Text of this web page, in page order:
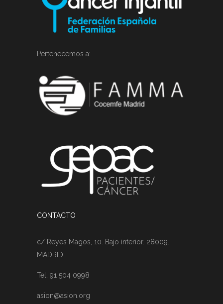
Pertenecemos a:
CONTACTO
c/ Reyes Magos, 10. Bajo interior. 28009.
MADRID
Tel. 91 504 0998
asion@asion.org